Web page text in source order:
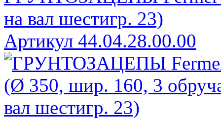
на вал шестигр. 23)
Артикул 44.04.28.00.00